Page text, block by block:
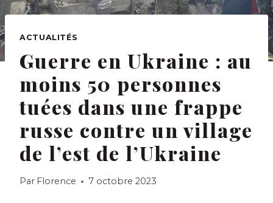
ACTUALITÉS
Guerre en Ukraine : au
moins 50 personnes
tuées dans une frappe
russe contre un village
de l’est de l’Ukraine
Par Florence 7 octobre 2023